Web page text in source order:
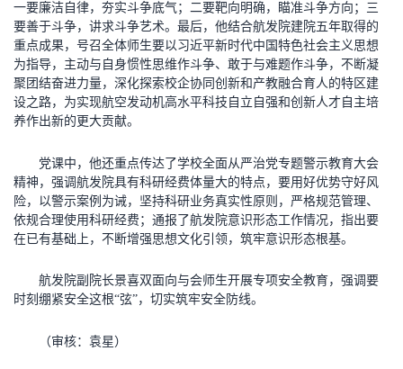
一要廉洁自律，夯实斗争底气；二要靶向明确，瞄准斗争方向；三
要善于斗争，讲求斗争艺术。最后，他结合航发院建院五年取得的
重点成果，号召全体师生要以习近平新时代中国特色社会主义思想
为指导，主动与自身惯性思维作斗争、敢于与难题作斗争，不断凝
聚团结奋进力量，深化探索校企协同创新和产教融合育人的特区建
设之路，为实现航空发动机高水平科技自立自强和创新人才自主培
养作出新的更大贡献。
党课中，他还重点传达了学校全面从严治党专题警示教育大会
精神，强调航发院具有科研经费体量大的特点，要用好优势守好风
险，以警示案例为诫，坚持科研业务真实性原则，严格规范管理、
依规合理使用科研经费；通报了航发院意识形态工作情况，指出要
在已有基础上，不断增强思想文化引领，筑牢意识形态根基。
航发院副院长景喜双面向与会师生开展专项安全教育，强调要
时刻绷紧安全这根“弦”，切实筑牢安全防线。
（审核：袁星）